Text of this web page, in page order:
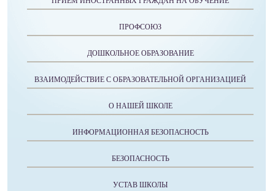
ПРОФСОЮЗ
ДОШКОЛЬНОЕ ОБРАЗОВАНИЕ
ВЗАИМОДЕЙСТВИЕ С ОБРАЗОВАТЕЛЬНОЙ ОРГАНИЗАЦИЕЙ
О НАШЕЙ ШКОЛЕ
ИНФОРМАЦИОННАЯ БЕЗОПАСНОСТЬ
БЕЗОПАСНОСТЬ
УСТАВ ШКОЛЫ